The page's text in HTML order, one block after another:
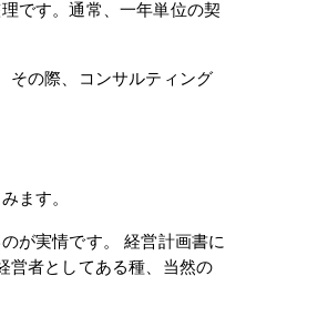
です。通常、一年単位の契
その際、コンサルティング
ます。
が実情です。 経営計画書に
営者としてある種、当然の